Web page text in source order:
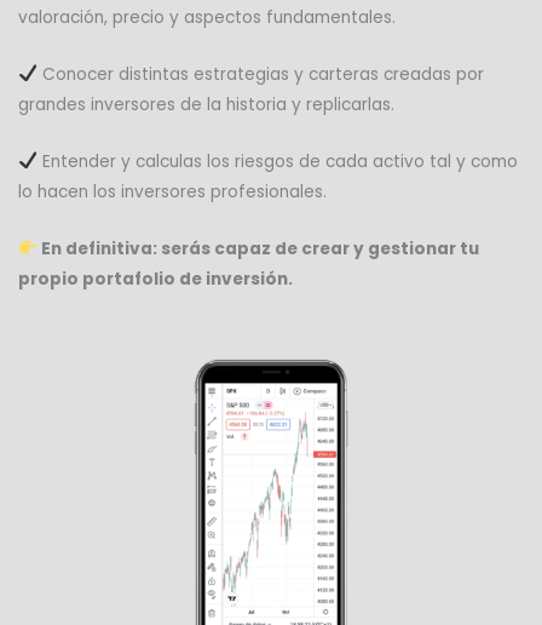
valoración, precio y aspectos fundamentales.
Conocer distintas estrategias y carteras creadas por
grandes inversores de la historia y replicarlas.
Entender y calculas los riesgos de cada activo tal y como
lo hacen los inversores profesionales.
En definitiva: serás capaz de crear y gestionar tu
propio portafolio de inversión.